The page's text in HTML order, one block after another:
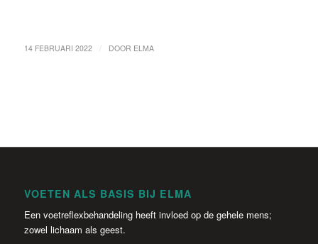
14 FEBRUARI 2022 DOOR ELMA
VOETEN ALS BASIS BIJ ELMA
Een voetreflexbehandeling heeft invloed op de gehele mens;
zowel lichaam als geest.